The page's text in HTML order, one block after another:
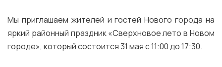
Мы приглашаем жителей и гостей Нового города на
яркий районный праздник «Сверхновое лето в Новом
городе», который состоится 31 мая с 11:00 до 17:30.